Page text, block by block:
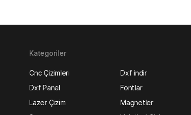
Kategoriler
Cnc Çizimleri
Dxf indir
Dxf Panel
Fontlar
Lazer Çizim
Magnetler